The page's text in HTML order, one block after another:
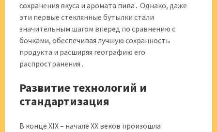
сохранения вкуса и аромата пива․ Однако, даже
эти первые стеклянные бутылки стали
значительным шагом вперед по сравнению с
бочками, обеспечивая лучшую сохранность
продукта и расширяя географию его
распространения․
Развитие технологий и
стандартизация
В конце XIX – начале XX веков произошла